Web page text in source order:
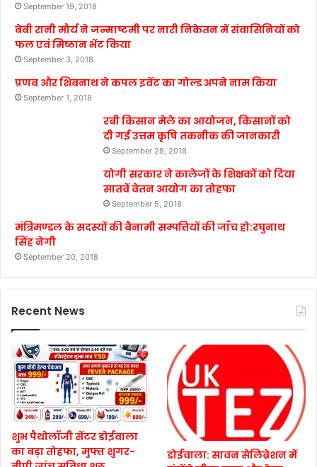
September 19, 2018
बेबी रानी मौर्य ने जन्माष्टमी पर नारी निकेतन में संवासिनियों को
फल एवं मिष्ठान भेंट किया
September 3, 2018
प्रणब और शिबनाथ ने कपल इवेंट का गोल्ड अपने नाम किया
September 1, 2018
रबी किसान मेले का आयोजन, किसानों को
दी गई उत्तम कृषि तकनीक की जानकारी
September 28, 2018
योगी सरकार ने कालेजों के शिक्षकों को दिया
सातवें वेतन आयोग का तोहफा
September 5, 2018
मंत्रिमण्डल के सदस्यों की बैनामी सम्पत्तियों की जाँच हो:रघुनाथ
सिंह नेगी
September 20, 2018
Recent News
शुभ पैथोलॉजी सेंटर डोईवाला
का बड़ा तोहफा, मुफ्त शुगर-
डोईवाला: सावन सेलिब्रेशन में